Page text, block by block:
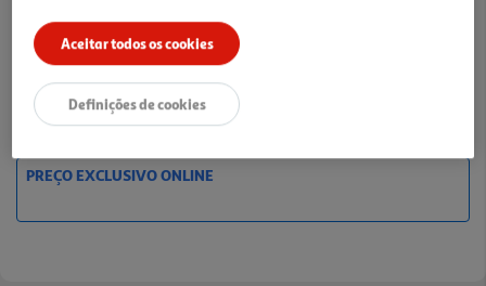
6,99 €
Receba em casa a 10/08/2026, se encomendar até às 12h.
PREÇO EXCLUSIVO ONLINE
Aceitar todos os cookies
Definições de cookies